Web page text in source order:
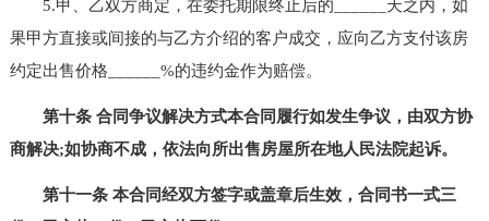
5.甲、乙双方商定，在委托期限终止后的______天之内，如
果甲方直接或间接的与乙方介绍的客户成交，应向乙方支付该房
约定出售价格______%的违约金作为赔偿。
第十条 合同争议解决方式本合同履行如发生争议，由双方协
商解决;如协商不成，依法向所出售房屋所在地人民法院起诉。
第十一条 本合同经双方签字或盖章后生效，合同书一式三